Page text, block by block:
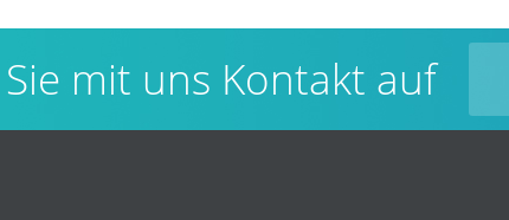
mit uns Kontakt auf